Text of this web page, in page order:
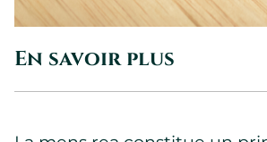
En savoir plus